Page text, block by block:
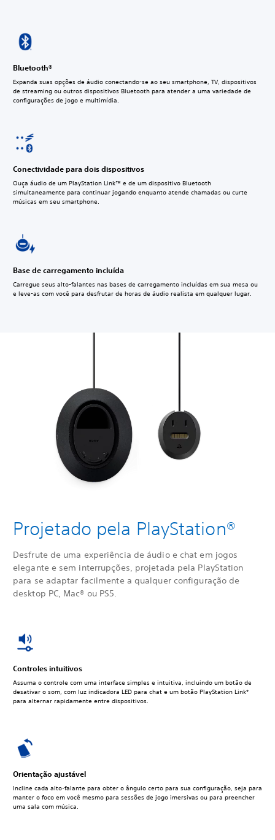
Bluetooth®
Expanda suas opções de áudio conectando-se ao seu smartphone, TV, dispositivos
de streaming ou outros dispositivos Bluetooth para atender a uma variedade de
configurações de jogo e multimídia.
Conectividade para dois dispositivos
Ouça áudio de um PlayStation Link™ e de um dispositivo Bluetooth
simultaneamente para continuar jogando enquanto atende chamadas ou curte
músicas em seu smartphone.
Base de carregamento incluída
Carregue seus alto-falantes nas bases de carregamento incluídas em sua mesa ou
e leve-as com você para desfrutar de horas de áudio realista em qualquer lugar.
Projetado pela PlayStation®
Desfrute de uma experiência de áudio e chat em jogos
elegante e sem interrupções, projetada pela PlayStation
para se adaptar facilmente a qualquer configuração de
desktop PC, Mac® ou PS5.
Controles intuitivos
Assuma o controle com uma interface simples e intuitiva, incluindo um botão de
desativar o som, com luz indicadora LED para chat e um botão PlayStation Link*
para alternar rapidamente entre dispositivos.
Orientação ajustável
Incline cada alto-falante para obter o ângulo certo para sua configuração, seja para
manter o foco em você mesmo para sessões de jogo imersivas ou para preencher
uma sala com música.